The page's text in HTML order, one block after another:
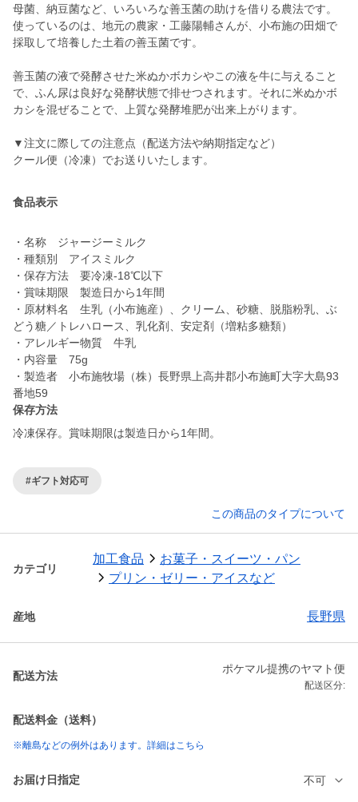
母菌、納豆菌など、いろいろな善玉菌の助けを借りる農法です。
使っているのは、地元の農家・工藤陽輔さんが、小布施の田畑で
採取して培養した土着の善玉菌です。
善玉菌の液で発酵させた米ぬかボカシやこの液を牛に与えること
で、ふん尿は良好な発酵状態で排せつされます。それに米ぬかボ
カシを混ぜることで、上質な発酵堆肥が出来上がります。
▼注文に際しての注意点（配送方法や納期指定など）
クール便（冷凍）でお送りいたします。
食品表示
・名称 ジャージーミルク
・種類別 アイスミルク
・保存方法 要冷凍-18℃以下
・賞味期限 製造日から1年間
・原材料名 生乳（小布施産）、クリーム、砂糖、脱脂粉乳、ぶ
どう糖／トレハロース、乳化剤、安定剤（増粘多糖類）
・アレルギー物質 牛乳
・内容量 75g
・製造者 小布施牧場（株）長野県上高井郡小布施町大字大島93
番地59
保存方法
冷凍保存。賞味期限は製造日から1年間。
#ギフト対応可
この商品のタイプについて
カテゴリ
加工食品
お菓子・スイーツ・パン
プリン・ゼリー・アイスなど
産地 長野県
配送方法
ポケマル提携のヤマト便
配送区分:
配送料金（送料）
※離島などの例外はあります。詳細はこちら
お届け日指定 不可